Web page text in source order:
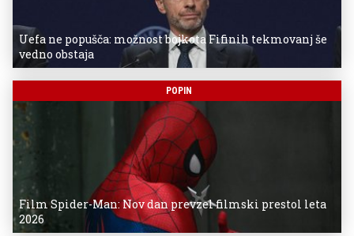
Uefa ne popušča: možnost bojkota Fifinih tekmovanj še
vedno obstaja
POPIN
Film Spider-Man: Nov dan prevzel filmski prestol leta
2026